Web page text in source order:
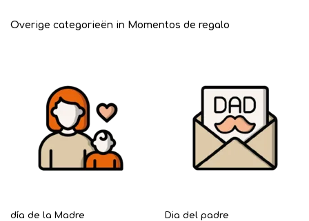
Overige categorieën in Momentos de regalo
día de la Madre Dia del padre